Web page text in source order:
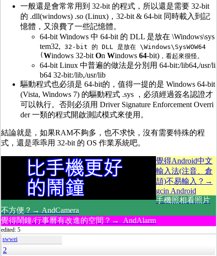
一般還是會常常用到 32-bit 的程式，所以還是需要 32-bit
的 .dll(windows) .so (Linux)，32-bit & 64-bit 同時載入到記
憶體，又浪費了一些記憶體。
64-bit Windows 中 64-bit 的 DLL 是放在 \Windows\sys
tem32, 32-bit 的 DLL 是放在 \Windows\SysWOW64
(Windows 32-bitOn Windows 64-bit) ，看起來很怪。
64-bit Linux 中普遍的做法是分別用 64-bit:/lib64,/usr/li
b64 32-bit:/lib,/usr/lib
驅動程式也必須是 64-bit的，值得一提的是 Windows 64-bit
(Vista, Windows 7) 的驅動程式 .sys ，必須經過簽名認證才
可以執行。否則必須用 Driver Signature Enforcement Overri
der 一類的程式開啟測試模式來使用。
結論就是，如果RAM不夠多，也不求快，沒有需要特殊的程
式，還是乖乖用 32-bit 的 OS 作業系統吧。
覺得Android中文
輸入法(注音、倉
頡)不易輸入？→
gcin Android
手機照相看照片
不方便？→ AndCamera
覺得鬧鐘/行事曆有改進的空間？→ AndAlarm
edited: 5
swwei
2